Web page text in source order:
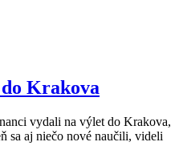
Krakova
vydali na výlet do Krakova,
sa aj niečo nové naučili, videli